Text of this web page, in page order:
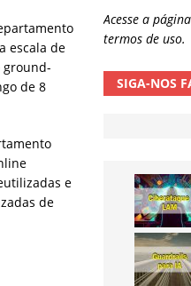
escala de
ground-
de 8
e
de
Acesse a
termos de uso.
SIGA-NOS